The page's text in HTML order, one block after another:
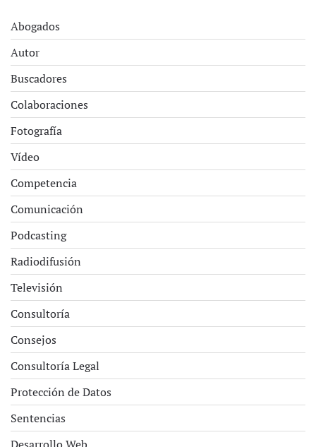
Abogados
Autor
Buscadores
Colaboraciones
Fotografía
Vídeo
Competencia
Comunicación
Podcasting
Radiodifusión
Televisión
Consultoría
Consejos
Consultoría Legal
Protección de Datos
Sentencias